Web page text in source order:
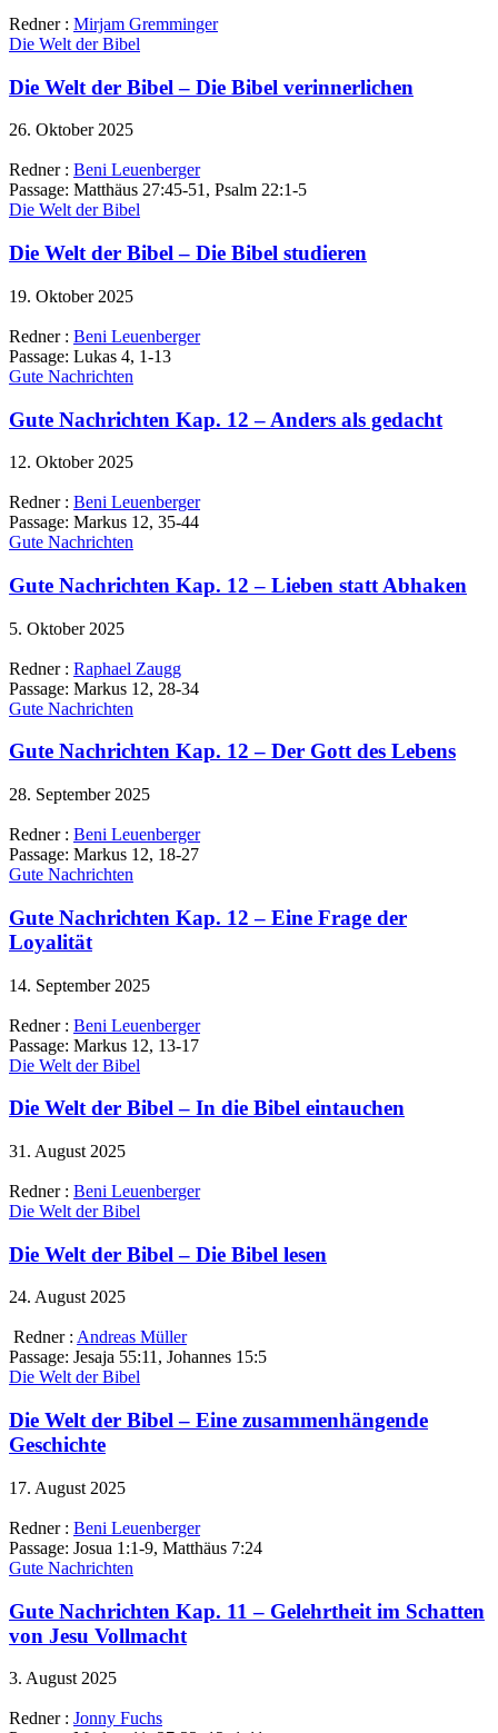
Redner : Mirjam Gremminger
Die Welt der Bibel
Die Welt der Bibel – Die Bibel verinnerlichen
26. Oktober 2025
Redner : Beni Leuenberger
Passage: Matthäus 27:45-51, Psalm 22:1-5
Die Welt der Bibel
Die Welt der Bibel – Die Bibel studieren
19. Oktober 2025
Redner : Beni Leuenberger
Passage: Lukas 4, 1-13
Gute Nachrichten
Gute Nachrichten Kap. 12 – Anders als gedacht
12. Oktober 2025
Redner : Beni Leuenberger
Passage: Markus 12, 35-44
Gute Nachrichten
Gute Nachrichten Kap. 12 – Lieben statt Abhaken
5. Oktober 2025
Redner : Raphael Zaugg
Passage: Markus 12, 28-34
Gute Nachrichten
Gute Nachrichten Kap. 12 – Der Gott des Lebens
28. September 2025
Redner : Beni Leuenberger
Passage: Markus 12, 18-27
Gute Nachrichten
Gute Nachrichten Kap. 12 – Eine Frage der
Loyalität
14. September 2025
Redner : Beni Leuenberger
Passage: Markus 12, 13-17
Die Welt der Bibel
Die Welt der Bibel – In die Bibel eintauchen
31. August 2025
Redner : Beni Leuenberger
Die Welt der Bibel
Die Welt der Bibel – Die Bibel lesen
24. August 2025
Redner : Andreas Müller
Passage: Jesaja 55:11, Johannes 15:5
Die Welt der Bibel
Die Welt der Bibel – Eine zusammenhängende
Geschichte
17. August 2025
Redner : Beni Leuenberger
Passage: Josua 1:1-9, Matthäus 7:24
Gute Nachrichten
Gute Nachrichten Kap. 11 – Gelehrtheit im Schatten
von Jesu Vollmacht
3. August 2025
Redner : Jonny Fuchs